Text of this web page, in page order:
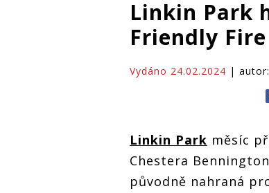
Linkin Park
Friendly Fire
Vydáno 24.02.2024 | autor:
Linkin Park měsíc
Chestera
původně nahraná